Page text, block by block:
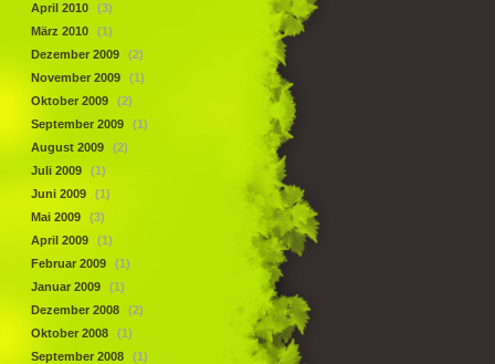
April 2010
(3)
März 2010
(1)
Dezember 2009
(2)
November 2009
(1)
Oktober 2009
(2)
September 2009
(1)
August 2009
(2)
Juli 2009
(1)
Juni 2009
(1)
Mai 2009
(3)
April 2009
(1)
Februar 2009
(1)
Januar 2009
(1)
Dezember 2008
(2)
Oktober 2008
(1)
September 2008
(1)